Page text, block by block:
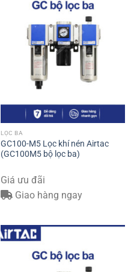
LỌC BA
GC100-M5 Lọc khí nén Airtac
(GC100M5 bộ lọc ba)
Giá ưu đãi
Giao hàng ngay